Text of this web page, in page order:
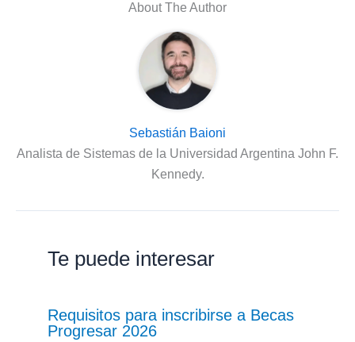
About The Author
Sebastián Baioni
Analista de Sistemas de la Universidad Argentina John F.
Kennedy.
Te puede interesar
Requisitos para inscribirse a Becas
Progresar 2026